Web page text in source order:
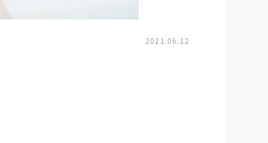
2021.06.12